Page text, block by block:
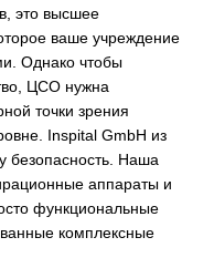
это высшее
ваше учреждение
Однако чтобы
ЦСО нужна
точки зрения
Inspital GmbH из
безопасность. Наша
аппараты и
функциональные
комплексные